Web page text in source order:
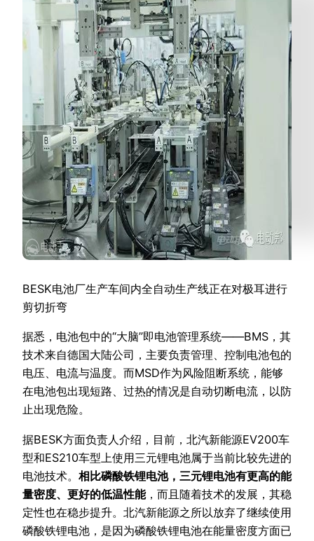
BESK电池厂生产车间内全自动生产线正在对极耳进行
剪切折弯
据悉，电池包中的“大脑”即电池管理系统——BMS，其
技术来自德国大陆公司，主要负责管理、控制电池包的
电压、电流与温度。而MSD作为风险阻断系统，能够
在电池包出现短路、过热的情况是自动切断电流，以防
止出现危险。
据BESK方面负责人介绍，目前，北汽新能源EV200车
型和ES210车型上使用三元锂电池属于当前比较先进的
电池技术。 相比磷酸铁锂电池，三元锂电池有更高的能
量密度、更好的低温性能，而且随着技术的发展，其稳
定性也在稳步提升。北汽新能源之所以放弃了继续使用
磷酸铁锂电池，是因为磷酸铁锂电池在能量密度方面已